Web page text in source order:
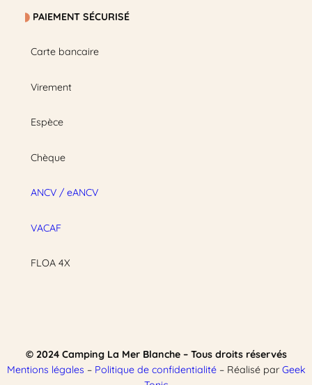
PAIEMENT SÉCURISÉ
Carte bancaire
Virement
Espèce
Chèque
ANCV / eANCV
VACAF
FLOA 4X
© 2024 Camping La Mer Blanche – Tous droits réservés
Mentions légales – Politique de confidentialité– Réalisé par Geek